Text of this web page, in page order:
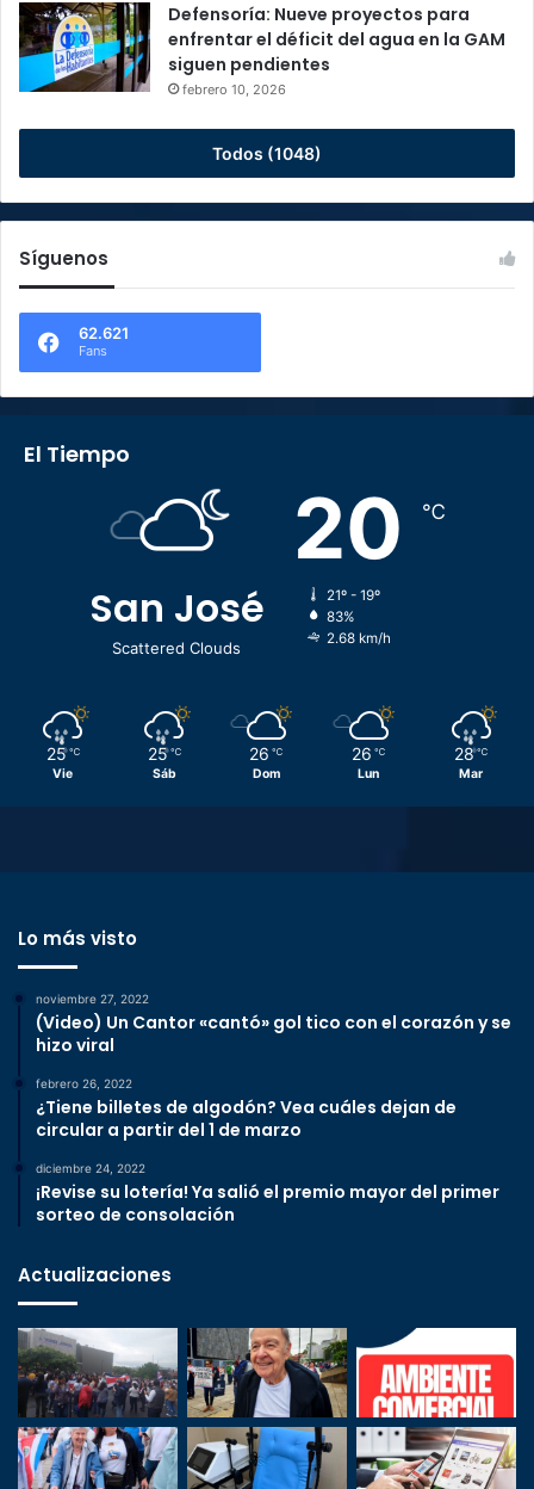
Defensoría: Nueve proyectos para
enfrentar el déficit del agua en la GAM
siguen pendientes
febrero 10, 2026
Todos (1048)
Síguenos
62.621
Fans
El Tiempo
San José
Scattered Clouds
20 ℃
21º - 19º
83%
2.68 km/h
25 ℃
Vie
25 ℃
Sáb
26 ℃
Dom
26 ℃
Lun
28 ℃
Mar
Lo más visto
noviembre 27, 2022
(Video) Un Cantor «cantó» gol tico con el corazón y se
hizo viral
febrero 26, 2022
¿Tiene billetes de algodón? Vea cuáles dejan de
circular a partir del 1 de marzo
diciembre 24, 2022
¡Revise su lotería! Ya salió el premio mayor del primer
sorteo de consolación
Actualizaciones